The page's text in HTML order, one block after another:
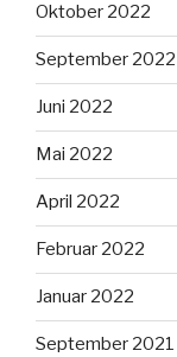
Oktober 2022
September 2022
Juni 2022
Mai 2022
April 2022
Februar 2022
Januar 2022
September 2021